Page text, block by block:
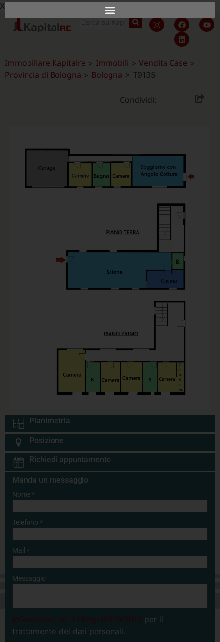
X
Immobiliare Kapitalre > Immobili > Vendita Case >
Provincia di Bologna > Bologna > T9135
Condividi:
Planimetria
Posizione
Richiedi appuntamento
Manda un messaggio
Nome*
Telefono *
Mail *
Messaggio
Informativa art.13 Reg.UE679/2016 per il
trattamento dei dati personali.